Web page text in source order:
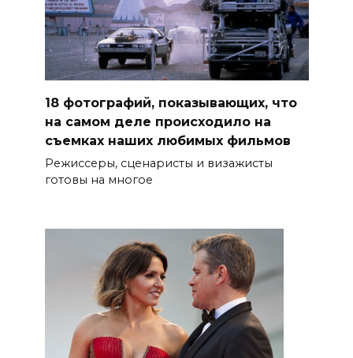
18 фотографий, показывающих, что
на самом деле происходило на
съемках наших любимых фильмов
Режиссеры, сценаристы и визажисты
готовы на многое